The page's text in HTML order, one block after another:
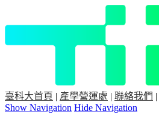
臺科大首頁 | 產學營運處 | 聯絡我們 |
Show Navigation Hide Navigation